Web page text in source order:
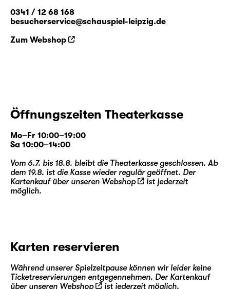
0341 / 12 68 168
besucherservice@schauspiel-leipzig.de
Zum Webshop
Öffnungszeiten Theaterkasse
Mo–Fr 10:00–19:00
Sa 10:00–14:00
Vom 6.7. bis 18.8. bleibt die Theaterkasse geschlossen. Ab
dem 19.8. ist die Kasse wieder regulär geöffnet. Der
Kartenkauf über unseren Webshop
ist jederzeit
möglich.
Karten reservieren
Während unserer Spielzeitpause können wir leider keine
Ticketreservierungen entgegennehmen. Der Kartenkauf
über unseren Webshop ist jederzeit möglich.